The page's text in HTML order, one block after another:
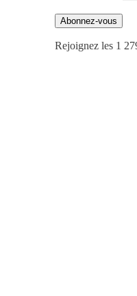
Abonnez-vous
Rejoignez les 1